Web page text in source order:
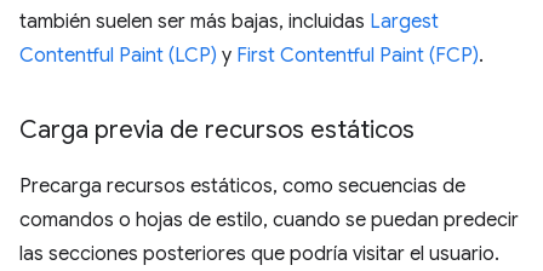
también suelen ser más bajas, incluidas Largest
Contentful Paint (LCP) y First Contentful Paint (FCP).
Carga previa de recursos estáticos
Precarga recursos estáticos, como secuencias de
comandos o hojas de estilo, cuando se puedan predecir
las secciones posteriores que podría visitar el usuario.